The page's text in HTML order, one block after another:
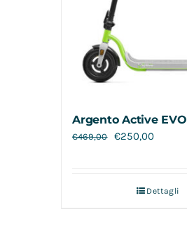
Argento Active EVO
€469,00 €250,00
Dettagli